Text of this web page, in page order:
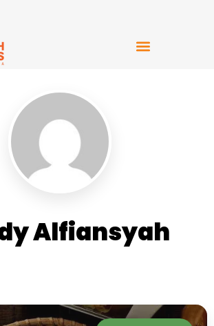
Alfiansyah